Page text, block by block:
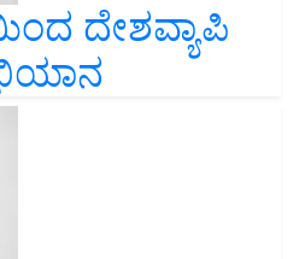
ದೇಶವ್ಯಾಪಿ